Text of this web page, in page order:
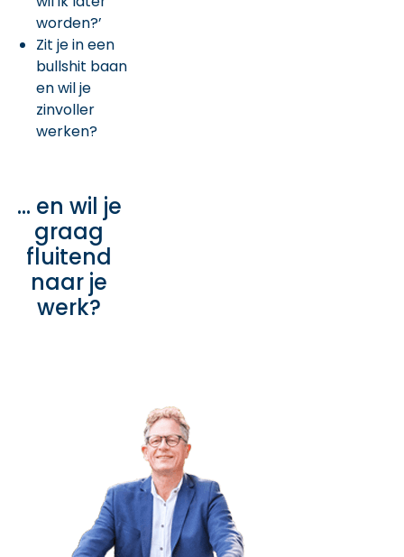
worden?’
Zit je in een
bullshit baan
en wil je
zinvoller
werken?
… en wil je
graag
fluitend
naar je
werk?